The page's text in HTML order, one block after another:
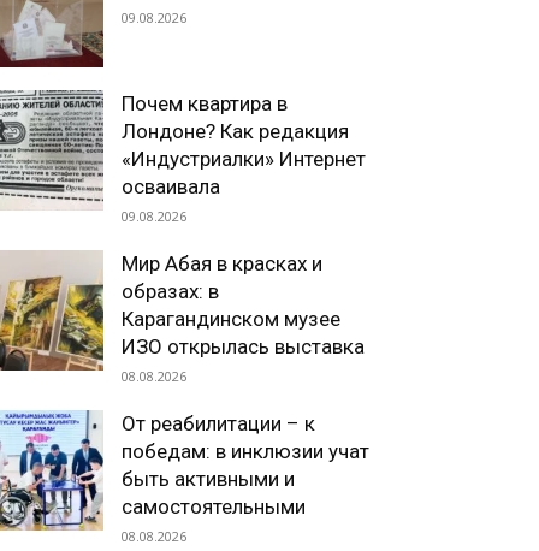
09.08.2026
Почем квартира в
Лондоне? Как редакция
«Индустриалки» Интернет
осваивала
09.08.2026
Мир Абая в красках и
образах: в
Карагандинском музее
ИЗО открылась выставка
08.08.2026
От реабилитации – к
победам: в инклюзии учат
быть активными и
самостоятельными
08.08.2026